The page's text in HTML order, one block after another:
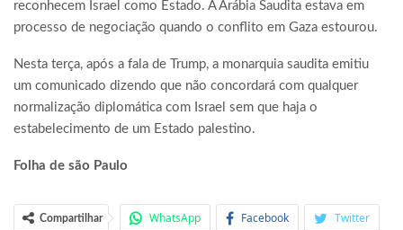
reconhecem Israel como Estado. A Arábia Saudita estava em
processo de negociação quando o conflito em Gaza estourou.
Nesta terça, após a fala de Trump, a monarquia saudita emitiu
um comunicado dizendo que não concordará com qualquer
normalização diplomática com Israel sem que haja o
estabelecimento de um Estado palestino.
Folha de são Paulo
Compartilhar WhatsApp Facebook Twitter